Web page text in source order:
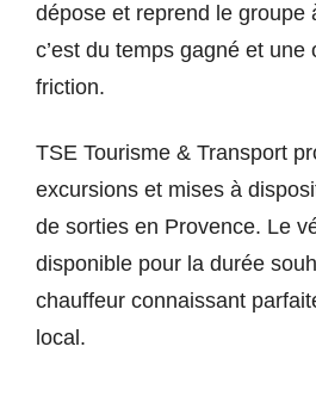
dépose et reprend le groupe
c’est du temps gagné et une
friction.
TSE Tourisme & Transport
excursions et mises à
de sorties en Provence. Le
disponible pour la durée
chauffeur connaissant
local.